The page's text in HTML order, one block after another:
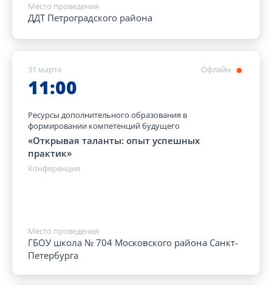
Место проведения
ДДТ Петроградского района
Офлайн
31 марта
11:00
Ресурсы дополнительного образования в
формировании компетенций будущего
«Открывая таланты: опыт успешных
практик»
Конференция
Место проведения
ГБОУ школа № 704 Московского района Санкт-
Петербурга